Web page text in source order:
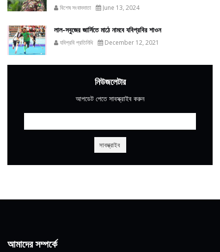
বিশেষ সংবাদদাতা June 13, 2024
লাল-সবুজের জার্সিতে মাঠে নামবে যবিপ্রবির শাওন
যবিপ্রবি প্রতিনিধি December 12, 2021
নিউজলেটার
আপডেট পেতে সাবস্ক্রাইব করুন
আমাদের সম্পর্কে